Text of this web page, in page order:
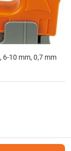
6-10 mm, 0,7 mm